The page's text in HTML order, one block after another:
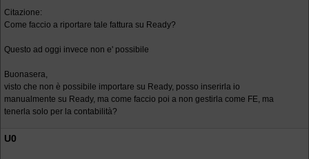
Citazione:
Come faccio a riportare tale fattura su Ready?
Questo ad oggi invece non e' possibile
Buonasera,
visto che non è possibile importare su Ready, posso inserirla io
manualmente su Ready, ma come faccio poi a non gestirla come FE, ma
tenerla solo per la contabilità?
U0